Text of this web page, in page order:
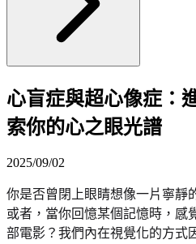
心盲症與超心像症：
索你的心之眼光譜
2025/09/02
你是否曾閉上眼睛想像一片寧靜
或者，當你回憶某個記憶時，感
部電影？我們內在視覺化的方式